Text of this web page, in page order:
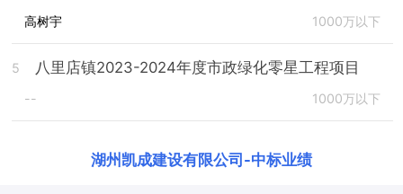
高树宇 1000万以下
5 八里店镇2023-2024年度市政绿化零星工程项目
-- 1000万以下
湖州凯成建设有限公司 -中标业绩